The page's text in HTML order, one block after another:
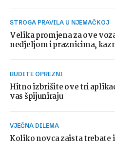
STROGA PRAVILA U NJEMAČKOJ
Velika promjena za ove
nedjeljom i praznicima,
BUDITE OPREZNI
Hitno izbrišite ove tri
vas špijuniraju
VJEČNA DILEMA
Koliko novca zaista trebate